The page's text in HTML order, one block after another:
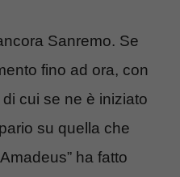
Sanremo. Se
fino ad ora, con
cui se ne è iniziato
su quella che
ha fatto